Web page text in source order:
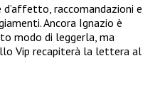
raccomandazioni e
Ancora Ignazio è
modo di leggerla, ma
Vip recapiterà la lettera al